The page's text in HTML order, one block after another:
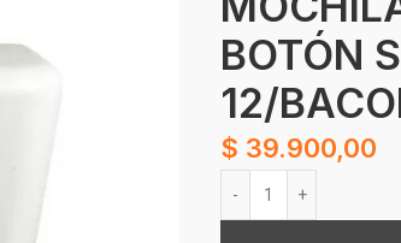
BOTÓN
12/
$ 39.900,00